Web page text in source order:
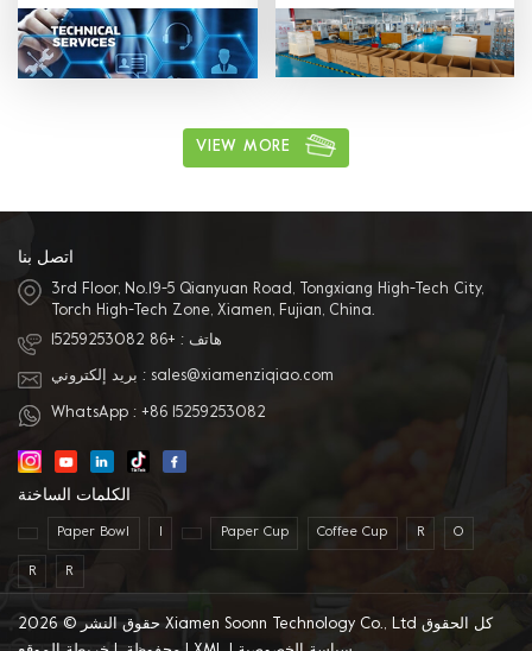
متطلبات الصرف الصحي ويتبعون القواعد.
المنتجات: الاستخدام لتغليف الفواكه
والخضروات صندوق بلاستيك PET ، صينية ،
غلاف وحقيبة من البلاستيك الملفوف
للحفاظ على نضارة. سوشي ، كيك ،
المختلفة المتاحة: يمكن أن تكون المادة
PVC ، PET ، PP ومواد حماية البيئة الأخرى.
VIEW MORE
اتصل بنا
3rd Floor, No.19-5 Qianyuan Road, Tongxiang High-Tech City,
Torch High-Tech Zone, Xiamen, Fujian, China.
هاتف : +86 15259253082
بريد إلكتروني : sales@xiamenziqiao.com
WhatsApp : +86 15259253082
الكلمات الساخنة
Paper Bowl I Paper Cup Coffee Cup R O
R R
حقوق النشر © 2026 Xiamen Soonn Technology Co., Ltd كل الحقوق